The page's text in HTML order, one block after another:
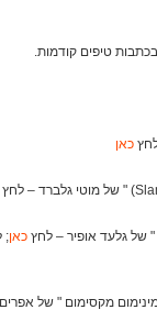
טיפים קודמות.
כאן
של גלעד אופיר – לחץ כאן;